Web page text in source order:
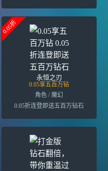
0.05折
永恒之刃
0.05享五百万钻
角色 / 魔幻
0.05折连登即送五百万钻石